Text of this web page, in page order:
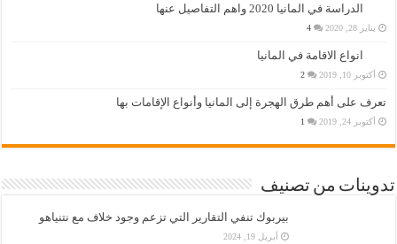
الدراسة في المانيا 2020 واهم التفاصيل عنها
يناير 28, 2020 4
انواع الاقامة في المانيا
أكتوبر 10, 2019 2
تعرف على أهم طرق الهجرة إلى المانيا وأنواع الإقامات بها
أكتوبر 24, 2019 1
تدوينات من تصنيف
بيربوك تنفي التقارير التي تزعم وجود خلاف مع نتنياهو
أبريل 19, 2024